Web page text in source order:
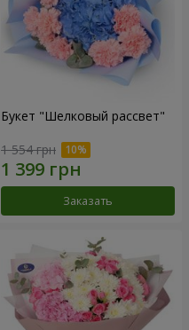
Букет "Шелковый рассвет"
1 554 грн
Заказать